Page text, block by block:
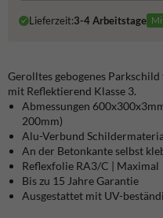
Lieferzeit:3-4 Arbeitstage
Gerolltes gebogenes
mit Reflektierend Klasse 3.
Abmessungen
200mm)
Alu-Verbund
An der Betonkante selbst
Reflexfolie RA3/C | Maximal
Bis zu 15 Jahre Garantie
Ausgestattet mit UV-